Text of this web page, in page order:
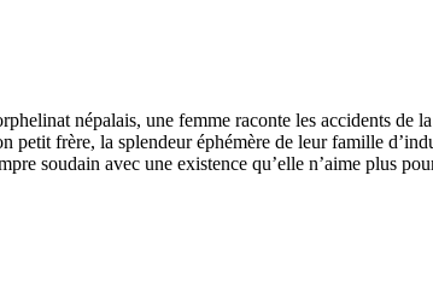
népalais, une femme raconte les accidents de
petit frère, la splendeur éphémère de leur famille
soudain avec une existence qu’elle n’aime plus